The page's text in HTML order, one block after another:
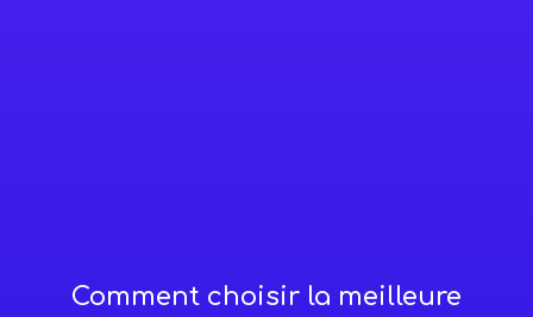
Comment choisir la meilleure